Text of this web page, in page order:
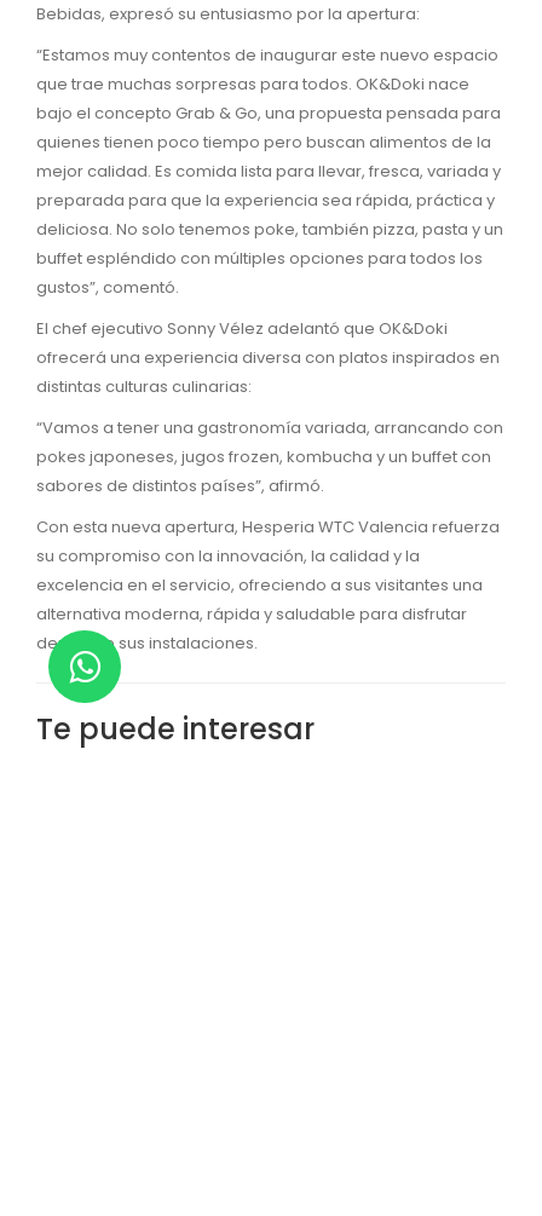
Bebidas, expresó su entusiasmo por la apertura:
“Estamos muy contentos de inaugurar este nuevo espacio
que trae muchas sorpresas para todos. OK&Doki nace
bajo el concepto Grab & Go, una propuesta pensada para
quienes tienen poco tiempo pero buscan alimentos de la
mejor calidad. Es comida lista para llevar, fresca, variada y
preparada para que la experiencia sea rápida, práctica y
deliciosa. No solo tenemos poke, también pizza, pasta y un
buffet espléndido con múltiples opciones para todos los
gustos”, comentó.
El chef ejecutivo Sonny Vélez adelantó que OK&Doki
ofrecerá una experiencia diversa con platos inspirados en
distintas culturas culinarias:
“Vamos a tener una gastronomía variada, arrancando con
pokes japoneses, jugos frozen, kombucha y un buffet con
sabores de distintos países”, afirmó.
Con esta nueva apertura, Hesperia WTC Valencia refuerza
su compromiso con la innovación, la calidad y la
excelencia en el servicio, ofreciendo a sus visitantes una
alternativa moderna, rápida y saludable para disfrutar
dentro de sus instalaciones.
Te puede interesar